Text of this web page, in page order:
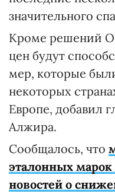
значительного
Кроме решений
цен будут
мер, которые
некоторых
Европе, добавил
Алжира.
Сообщалось, что
эталонных марок
новостей о